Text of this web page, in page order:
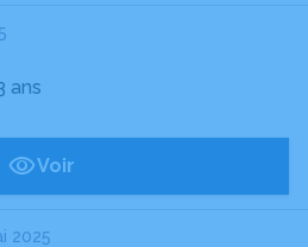
ans
Voir
2025